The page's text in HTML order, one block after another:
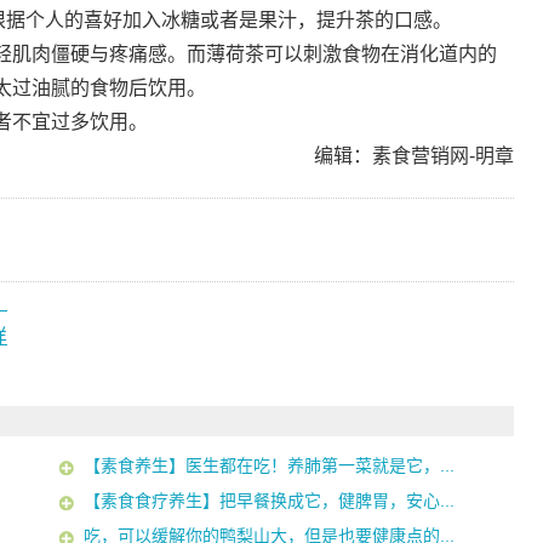
个人的喜好加入冰糖或者是果汁，提升茶的口感。
肉僵硬与疼痛感。而薄荷茶可以刺激食物在消化道内的
油腻的食物后饮用。
宜过多饮用。
编辑：素食营销网-明章
【素食养生】医生都在吃！养肺第一菜就是它，...
【素食食疗养生】把早餐换成它，健脾胃，安心...
吃，可以缓解你的鸭梨山大，但是也要健康点的...